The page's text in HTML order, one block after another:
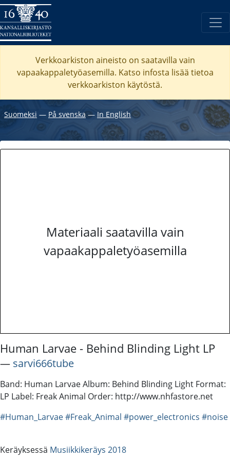
Verkkoarkiston aineisto on saatavilla vain
vapaakappaletyöasemilla. Katso infosta lisää tietoa
verkkoarkiston käytöstä.
Suomeksi ― På svenska ― In English
Materiaali saatavilla vain
vapaakappaletyöasemilla
Human Larvae - Behind Blinding Light LP
― sarvi666tube
Band: Human Larvae Album: Behind Blinding Light Format:
LP Label: Freak Animal Order: http://www.nhfastore.net
#Human_Larvae#Freak_Animal #power_electronics #noise
Keräyksessä Musiikkikeräys 2018